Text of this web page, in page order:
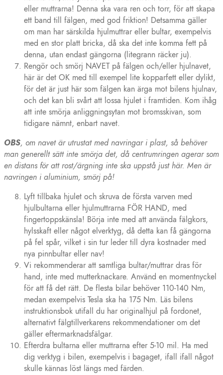
eller muttrarna! Denna ska vara ren och torr, för att skapa
ett band till fälgen, med god friktion! Detsamma gäller
om man har särskilda hjulmuttrar eller bultar, exempelvis
med en stor platt bricka, då ska det inte komma fett på
denna, utan endast gängorna (litegrann räcker ju).
Rengör och smörj NAVET på fälgen och/eller hjulnavet,
här är det OK med till exempel lite kopparfett eller dylikt,
för det är just här som fälgen kan ärga mot bilens hjulnav,
och det kan bli svårt att lossa hjulet i framtiden. Kom ihåg
att inte smörja anliggningsytan mot bromsskivan, som
tidigare nämnt, enbart navet.
OBS, om navet är utrustat med navringar i plast, så behöver
man generellt sätt inte smörja det, då centrumringen agerar som
en distans för att rost/ärgning inte ska uppstå just här. Men är
navringen i aluminium, smörj på!
Lyft tillbaka hjulet och skruva de första varven med
hjulbultarna eller hjulmuttrarna FÖR HAND, med
fingertoppskänsla! Börja inte med att använda fälgkors,
hylsskaft eller något elverktyg, då detta kan få gängorna
på fel spår, vilket i sin tur leder till dyra kostnader med
nya pinnbultar eller nav!
Vi rekommenderar att samtliga bultar/muttrar dras för
hand, inte med mutterknackare. Använd en momentnyckel
för att få det rätt. De flesta bilar behöver 110-140 Nm,
medan exempelvis Tesla ska ha 175 Nm. Läs bilens
instruktionsbok utifall du har originalhjul på fordonet,
alternativt fälgtillverkarens rekommendationer om det
gäller eftermarknadsfälgar.
Efterdra bultarna eller muttrarna efter 5-10 mil. Ha med
dig verktyg i bilen, exempelvis i bagaget, ifall ifall något
skulle kännas löst längs med färden.